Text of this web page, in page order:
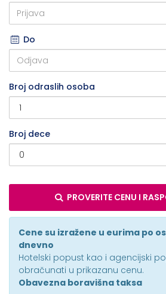
Do
Broj odraslih osoba
Broj dece
PROVERITE CENU I
Cene su izražene u eurima po
dnevno
Hotelski popust kao i agencijski
obračunati u prikazanu cenu.
Obavezna boravišna taksa